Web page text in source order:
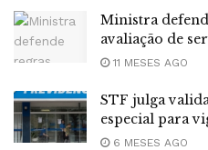
Ministra
avaliação de
11 MESES AGO
STF julga
especial para
6 MESES AGO